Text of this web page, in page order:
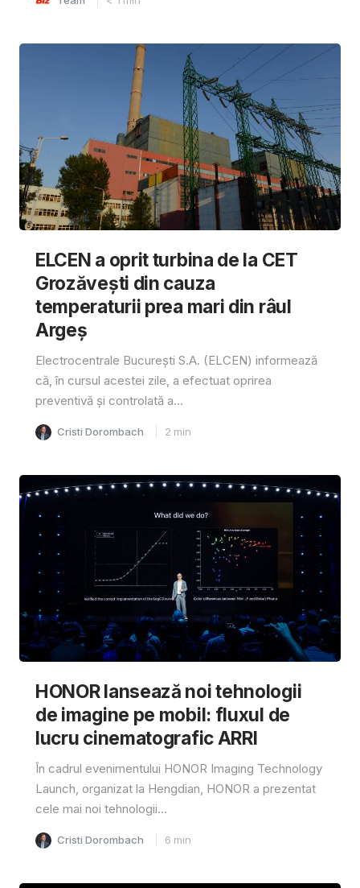
ELCEN a oprit turbina de la CET
Grozăvești din cauza
temperaturii prea mari din râul
Argeș
Electrocentrale București S.A. (ELCEN) informează
că, în cursul acestei zile, a efectuat oprirea
preventivă și controlată a...
Cristi Dorombach 2 min
HONOR lansează noi tehnologii
de imagine pe mobil: fluxul de
lucru cinematografic ARRI
În cadrul evenimentului HONOR Imaging Technology
Launch, organizat la Hengdian, HONOR a prezentat
cele mai noi tehnologii...
Cristi Dorombach 6 min